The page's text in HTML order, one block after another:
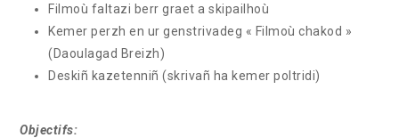
Filmoù faltazi berr graet a skipailhoù
Kemer perzh en ur genstrivadeg « Filmoù chakod »
(Daoulagad Breizh)
Deskiñ kazetenniñ (skrivañ ha kemer poltridi)
Objectifs: